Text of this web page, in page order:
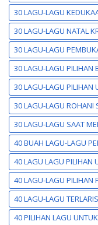
30 LAGU-LAGU
30 LAGU-LAGU NATAL
30 LAGU-LAGU
30 LAGU-LAGU PILIHAN
30 LAGU-LAGU PILIHAN
30 LAGU-LAGU ROHANI
30 LAGU-LAGU SAAT
40 BUAH LAGU-LAGU
40 LAGU LAGU PILIHAN
40 LAGU-LAGU PILIHAN
40 LAGU-LAGU
40 PILIHAN LAGU